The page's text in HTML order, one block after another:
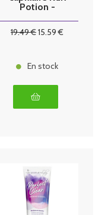
Potion -
19.49€15.59 €
En stock